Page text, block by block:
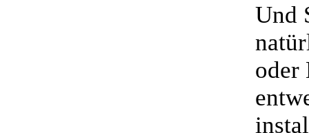
Und
oder